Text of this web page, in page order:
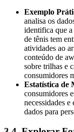
Exemplo
analisa os
identifica que
de tênis tem
atividades ao
conteúdo de
sobre trilhas e
consumidores
Estatística de
consumidores
necessidades
dados para